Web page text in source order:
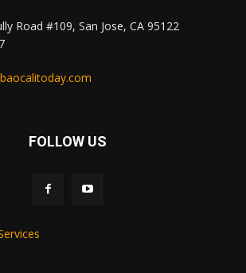
Road #109, San Jose, CA 95122
FOLLOW US